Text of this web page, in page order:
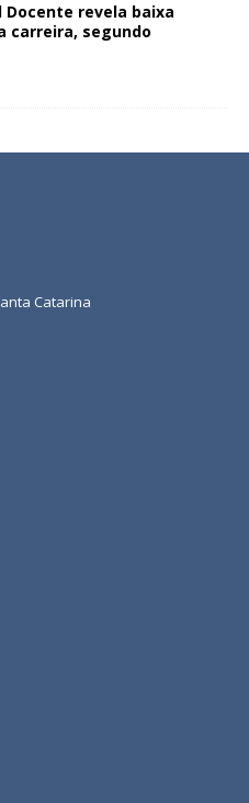
Docente revela baixa
carreira, segundo
Catarina